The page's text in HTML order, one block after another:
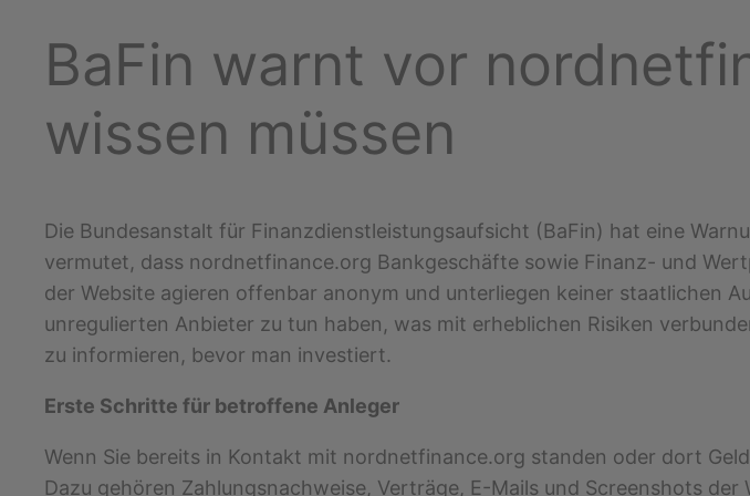
BaFin warnt vor
wissen müssen
Die Bundesanstalt für Finanzdienstleistungsaufsicht (BaFin) hat eine
vermutet, dass nordnetfinance.org Bankgeschäfte sowie Finanz- und
der Website agieren offenbar anonym und unterliegen keiner staatlichen
unregulierten Anbieter zu tun haben, was mit erheblichen Risiken
zu informieren, bevor man investiert.
Erste Schritte für betroffene Anleger
Wenn Sie bereits in Kontakt mit nordnetfinance.org standen oder dort
Dazu gehören Zahlungsnachweise, Verträge, E-Mails und Screenshots